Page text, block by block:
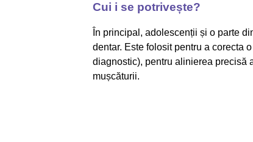
Cui i se potrivește?
În principal, adolescenții și o parte
dentar. Este folosit pentru a corecta
diagnostic), pentru alinierea precisă
mușcăturii.